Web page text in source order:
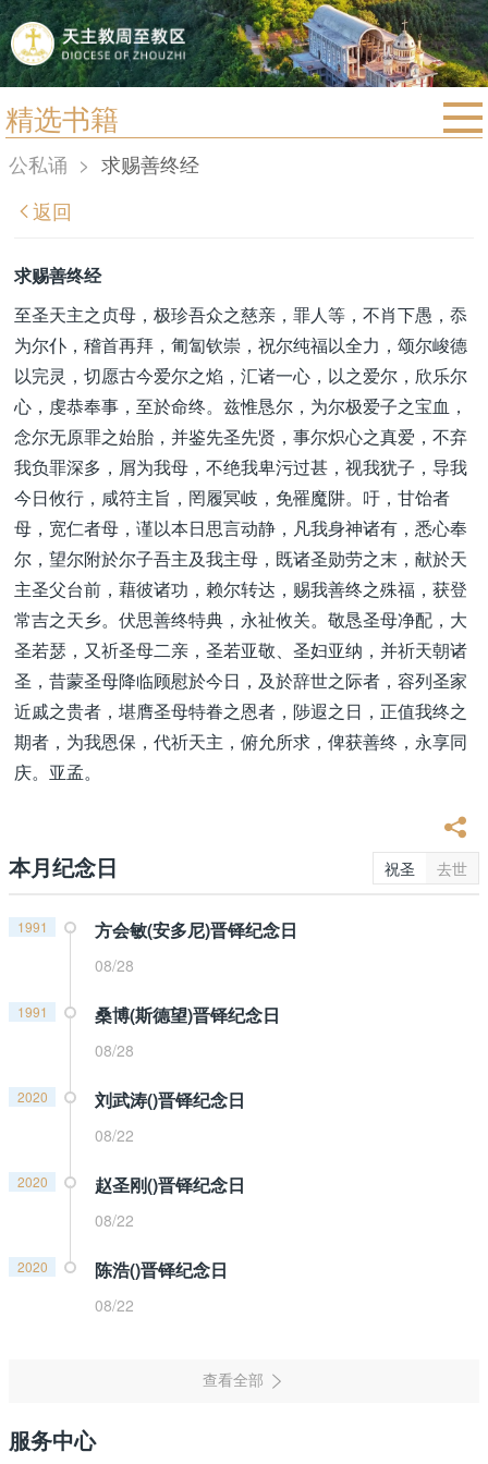
精选书籍
首页
宗教法规
教区简介
信仰文萃
教会圣月
公私诵 > 求赐善终经
返回
求赐善终经
至圣天主之贞母，极珍吾众之慈亲，罪人等，不肖下愚，忝
为尔仆，稽首再拜，匍匐钦崇，祝尔纯福以全力，颂尔峻德
以完灵，切愿古今爱尔之焰，汇诸一心，以之爱尔，欣乐尔
心，虔恭奉事，至於命终。兹惟恳尔，为尔极爱子之宝血，
念尔无原罪之始胎，并鉴先圣先贤，事尔炽心之真爱，不弃
我负罪深多，屑为我母，不绝我卑污过甚，视我犹子，导我
今日攸行，咸符主旨，罔履冥岐，免罹魔阱。吁，甘饴者
母，宽仁者母，谨以本日思言动静，凡我身神诸有，悉心奉
尔，望尔附於尔子吾主及我主母，既诸圣勋劳之末，献於天
主圣父台前，藉彼诸功，赖尔转达，赐我善终之殊福，获登
常吉之天乡。伏思善终特典，永祉攸关。敬恳圣母净配，大
圣若瑟，又祈圣母二亲，圣若亚敬、圣妇亚纳，并祈天朝诸
圣，昔蒙圣母降临顾慰於今日，及於辞世之际者，容列圣家
近戚之贵者，堪膺圣母特眷之恩者，陟遐之日，正值我终之
期者，为我恩保，代祈天主，俯允所求，俾获善终，永享同
庆。亚孟。
本月纪念日 祝圣 去世
1991 方会敏(安多尼)晋铎纪念日
08/28
1991 桑博(斯德望)晋铎纪念日
08/28
2020 刘武涛()晋铎纪念日
08/22
2020 赵圣刚()晋铎纪念日
08/22
2020 陈浩()晋铎纪念日
08/22
服务中心